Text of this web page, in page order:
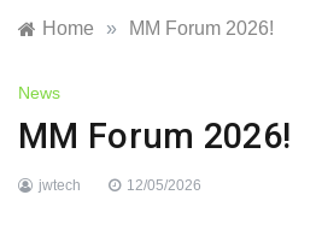
Home » MM Forum 2026!
News
MM Forum 2026!
jwtech 12/05/2026